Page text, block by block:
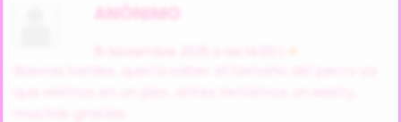
ANÓNIMO